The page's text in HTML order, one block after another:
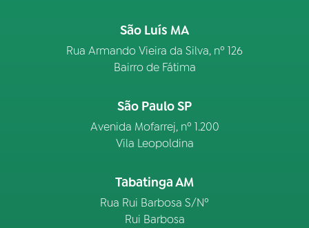
São Luís MA
Rua Armando Vieira da Silva, nº 126
Bairro de Fátima
São Paulo SP
Avenida Mofarrej, nº 1.200
Vila Leopoldina
Tabatinga AM
Rua Rui Barbosa S/Nº
Rui Barbosa